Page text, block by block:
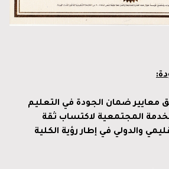
معايير ضمان الجودة في التعليم
المجتمعية لاكتساب ثقة
والدولي في إطار رؤية الكلية